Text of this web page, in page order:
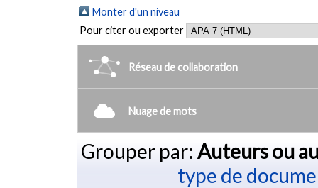
Monter d'un niveau
Pour citer ou exporter
Réseau de collaboration
Nuage de mots
Grouper par: Auteurs ou
type de